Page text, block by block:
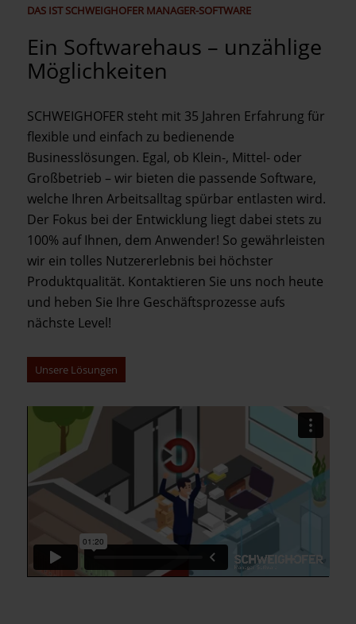
DAS IST SCHWEIGHOFER MANAGER-SOFTWARE
Ein Softwarehaus – unzählige
Möglichkeiten
SCHWEIGHOFER steht mit 35 Jahren Erfahrung für
flexible und einfach zu bedienende
Businesslösungen. Egal, ob Klein-, Mittel- oder
Großbetrieb – wir bieten die passende Software,
welche Ihren Arbeitsalltag spürbar entlasten wird.
Der Fokus bei der Entwicklung liegt dabei stets zu
100% auf Ihnen, dem Anwender! So gewährleisten
wir ein tolles Nutzererlebnis bei höchster
Produktqualität. Kontaktieren Sie uns noch heute
und heben Sie Ihre Geschäftsprozesse aufs
nächste Level!
Unsere Lösungen